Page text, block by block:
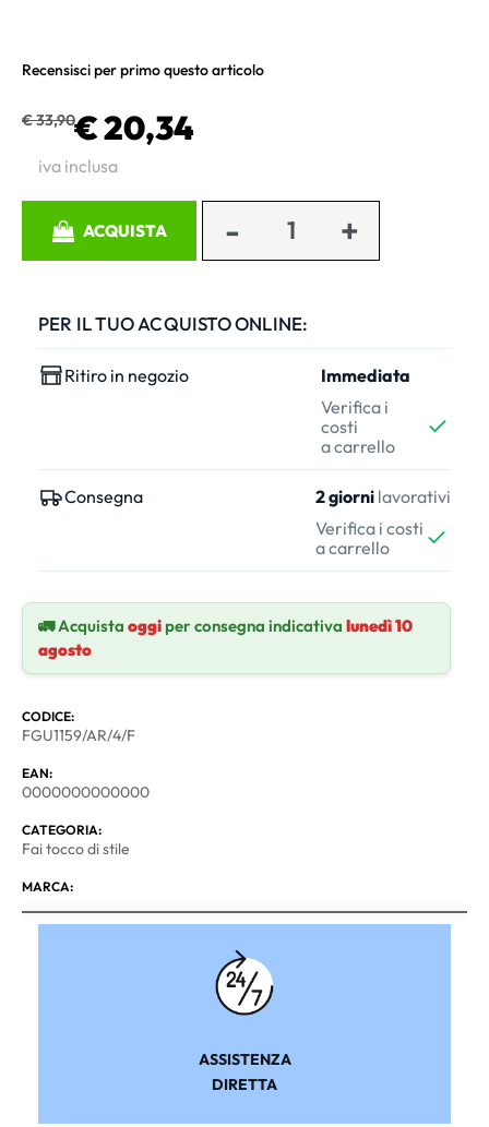
Recensisci per primo questo articolo
€ 33,90€ 20,34
iva inclusa
ACQUISTA
PER IL TUO ACQUISTO ONLINE:
Ritiro in negozio
Immediata
Verifica i
costi
a carrello
Consegna 2 giorni lavorativi
Verifica i costi
a carrello
🚛 Acquista oggiper consegna indicativa lunedì 10
agosto
CODICE:
FGU1159/AR/4/F
EAN:
0000000000000
CATEGORIA:
Fai tocco di stile
MARCA:
ASSISTENZA
DIRETTA